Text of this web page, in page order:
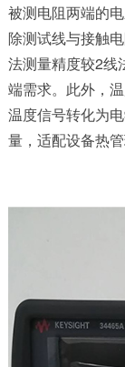
被测电阻两端的
除测试线与接触
法测量精度较2线
端需求。此外，
温度信号转化为
量，适配设备热管